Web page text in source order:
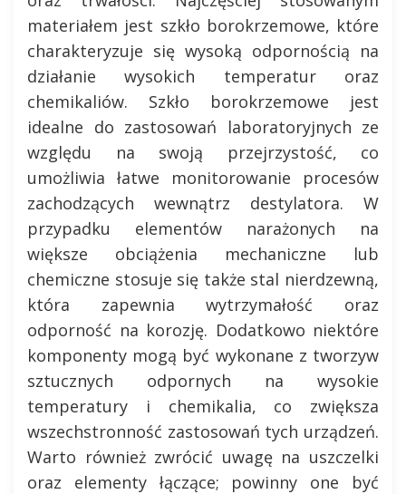
materiałem jest szkło borokrzemowe, które
charakteryzuje się wysoką odpornością na
działanie wysokich temperatur oraz
chemikaliów. Szkło borokrzemowe jest
idealne do zastosowań laboratoryjnych ze
względu na swoją przejrzystość, co
umożliwia łatwe monitorowanie procesów
zachodzących wewnątrz destylatora. W
przypadku elementów narażonych na
większe obciążenia mechaniczne lub
chemiczne stosuje się także stal nierdzewną,
która zapewnia wytrzymałość oraz
odporność na korozję. Dodatkowo niektóre
komponenty mogą być wykonane z tworzyw
sztucznych odpornych na wysokie
temperatury i chemikalia, co zwiększa
wszechstronność zastosowań tych urządzeń.
Warto również zwrócić uwagę na uszczelki
oraz elementy łączące; powinny one być